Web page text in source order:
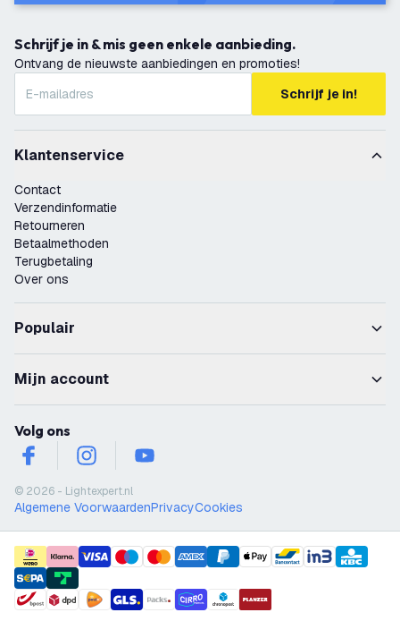
Schrijf je in & mis geen enkele aanbieding.
Ontvang de nieuwste aanbiedingen en promoties!
Schrijf je in!
Klantenservice
Contact
Verzendinformatie
Retourneren
Betaalmethoden
Terugbetaling
Over ons
Populair
Mijn account
Volg ons
facebookinstagramyoutube
© 2026 - Lightexpert.nl
Algemene VoorwaardenPrivacyCookies
payment methods
shipment methods